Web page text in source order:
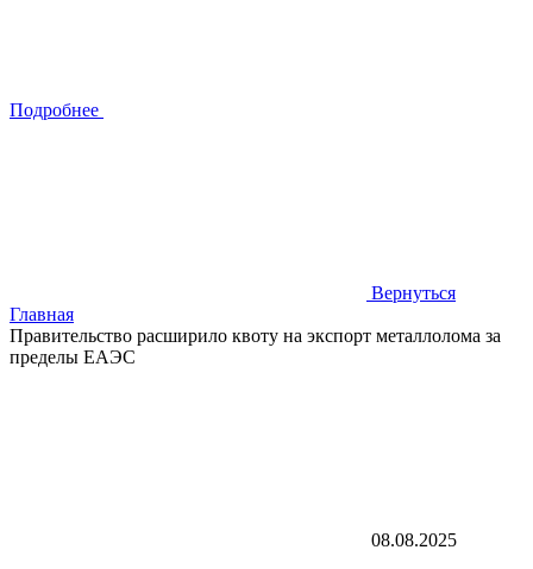
Подробнее
Вернуться
Главная
Правительство расширило квоту на экспорт металлолома за
пределы ЕАЭС
08.08.2025